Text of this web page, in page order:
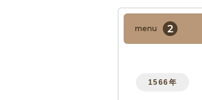
menu 2
1566年